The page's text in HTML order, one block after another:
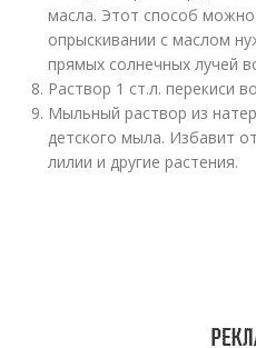
масла. Этот способ
опрыскивании с маслом
прямых солнечных лучей
Раствор 1 ст.л. перекиси
Мыльный раствор из
детского мыла. Избавит
лилии и другие растения.